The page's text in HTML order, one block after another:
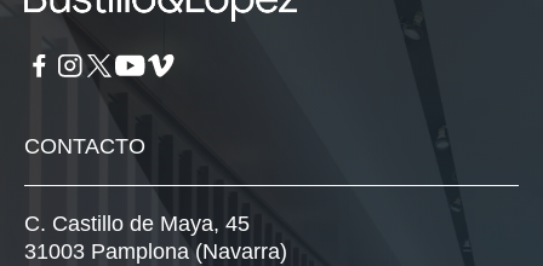
CONTACTO
C. Castillo de Maya, 45
31003 Pamplona (Navarra)